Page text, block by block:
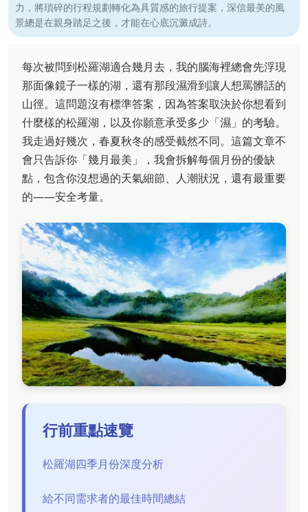
力，將瑣碎的行程規劃轉化為具質感的旅行提案，深信最美的風
景總是在親身踏足之後，才能在心底沉澱成詩。
每次被問到松羅湖適合幾月去，我的腦海裡總會先浮現
那面像鏡子一樣的湖，還有那段濕滑到讓人想罵髒話的
山徑。這問題沒有標準答案，因為答案取決於你想看到
什麼樣的松羅湖，以及你願意承受多少「濕」的考驗。
我走過好幾次，春夏秋冬的感受截然不同。這篇文章不
會只告訴你「幾月最美」，我會拆解每個月份的優缺
點，包含你沒想過的天氣細節、人潮狀況，還有最重要
的——安全考量。
行前重點速覽
松羅湖四季月份深度分析
給不同需求者的最佳時間總結